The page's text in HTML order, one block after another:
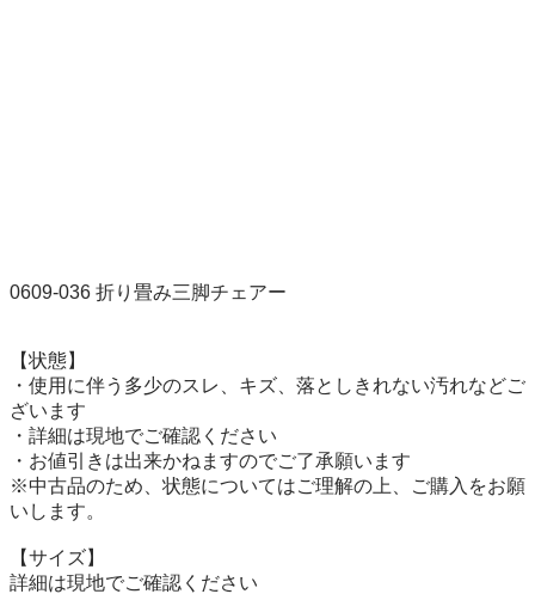
0609-036 折り畳み三脚チェアー
【状態】
・使用に伴う多少のスレ、キズ、落としきれない汚れなどご
ざいます
・詳細は現地でご確認ください
・お値引きは出来かねますのでご了承願います
※中古品のため、状態についてはご理解の上、ご購入をお願
いします。
【サイズ】
詳細は現地でご確認ください